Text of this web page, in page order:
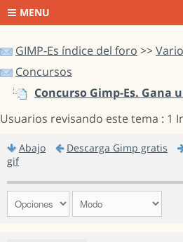
MENU
GIMP-Es índice del foro >>
Concursos
Concurso Gimp-Es. Gana
Usuarios revisando este tema : 1
Abajo Descarga Gimp gratis
gif